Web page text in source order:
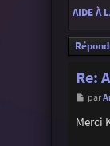
AIDE À
Re:
M
s
par
Merci